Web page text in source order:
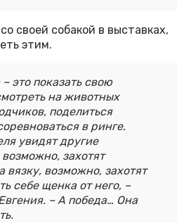
своей собакой в выставках,
этим.
это показать свою
на животных
поделиться
в ринге.
увидят другие
захотят
вязку, возможно, захотят
себе щенка от него, –
– А победа… Она